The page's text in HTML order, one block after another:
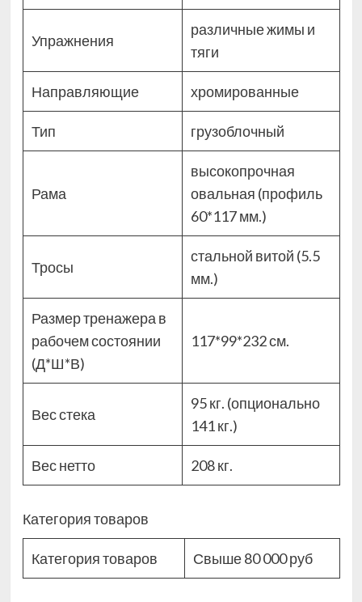
Упражнения
различные жимы и
тяги
Направляющие хромированные
Тип грузоблочный
Рама
высокопрочная
овальная (профиль
60*117 мм.)
Тросы
стальной витой (5.5
мм.)
Размер тренажера в
рабочем состоянии
(Д*Ш*В)
117*99*232 см.
Вес стека
95 кг. (опционально
141 кг.)
Вес нетто 208 кг.
Категория товаров
Категория товаров Свыше 80 000 руб